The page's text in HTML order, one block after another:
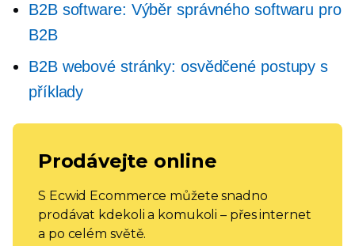
B2B software: Výběr správného softwaru pro
B2B
B2B webové stránky: osvědčené postupy s
příklady
Prodávejte online
S Ecwid Ecommerce můžete snadno
prodávat kdekoli a komukoli – přes internet
a po celém světě.